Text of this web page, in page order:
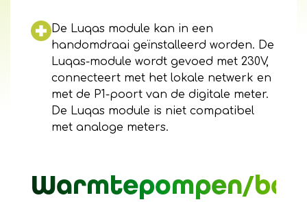
De Luqas module kan in een
handomdraai geïnstalleerd worden. De
Luqas-module wordt gevoed met 230V,
connecteert met het lokale netwerk en
met de P1-poort van de digitale meter.
De Luqas module is niet compatibel
met analoge meters.
Warmtepompen/